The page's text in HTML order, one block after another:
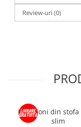
Review-uri(0)
Pantaloni din stofa
slim